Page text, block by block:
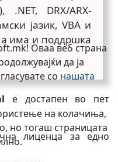
.NET, DRX/ARX-
јазик, VBA и
а има и поддршка
е достапен во пет
лиценца за едно
Оваа веб страна
да ја
со нашата
на колачиња,
но тогаш страницата